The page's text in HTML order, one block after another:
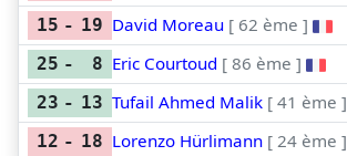
15 - 19 David Moreau [ 62 ème ]
25 - 8 Eric Courtoud [ 86 ème ]
23 - 13 Tufail Ahmed Malik [ 41 ème ]
12 - 18 Lorenzo Hürlimann [ 24 ème ]